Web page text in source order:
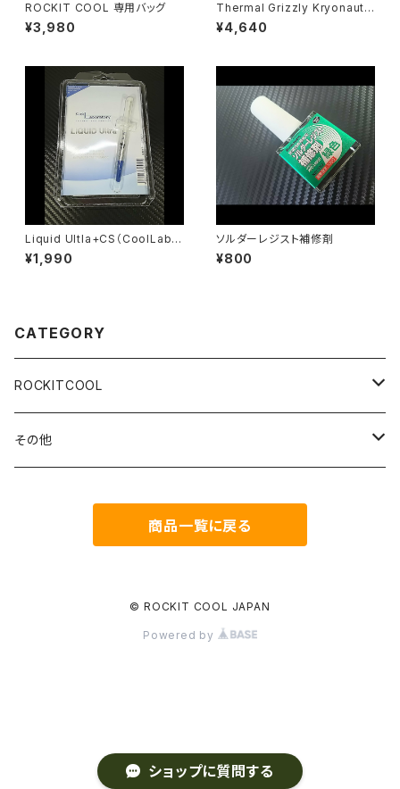
ショップに質問する
ROCKIT COOL 専用バッグ
¥3,980
Thermal Grizzly Kryonaut t
hermal compound - 11.1gra
ms / 3ml
¥4,640
Liquid Ultla+CS（CoolLabor
atory）
¥1,990
ソルダーレジスト補修剤
¥800
CATEGORY
ROCKITCOOL
Delid＆Relid
その他
商品一覧に戻る
© ROCKIT COOL JAPAN
Powered by